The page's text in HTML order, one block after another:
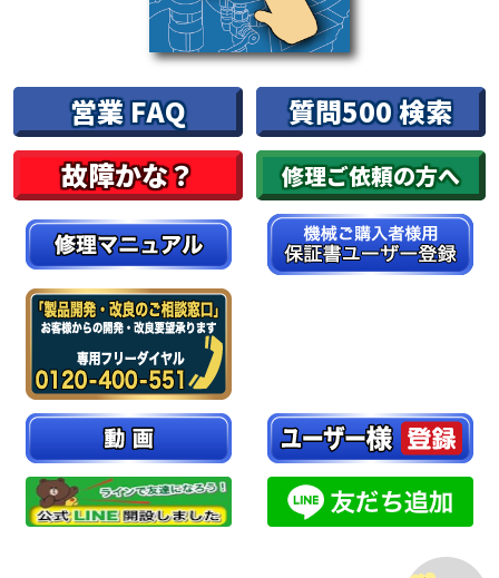
営業 FAQ
質問500 検索
故障かな？
修理ご依頼の方へ